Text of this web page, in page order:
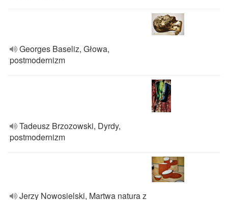
Georges Baseliz, Głowa,
postmodernizm
Tadeusz Brzozowski, Dyrdy,
postmodernizm
Jerzy Nowosielski, Martwa natura z